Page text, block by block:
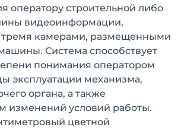
оператору строительной либо
видеоинформации,
тремя камерами, размещенными
Система способствует
понимания оператором
эксплуатации механизма,
органа, а также
изменений условий работы.
цветной